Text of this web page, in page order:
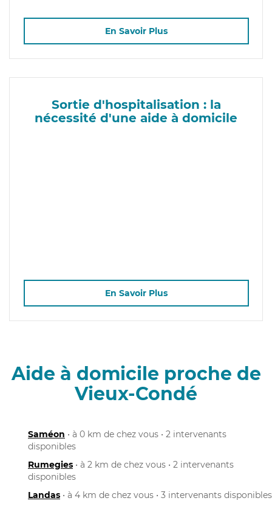
En Savoir Plus
Sortie d'hospitalisation : la
nécessité d'une aide à domicile
En Savoir Plus
Aide à domicile proche de
Vieux-Condé
Saméon • à 0 km de chez vous • 2 intervenants
disponibles
Rumegies • à 2 km de chez vous • 2 intervenants
disponibles
Landas • à 4 km de chez vous • 3 intervenants disponibles